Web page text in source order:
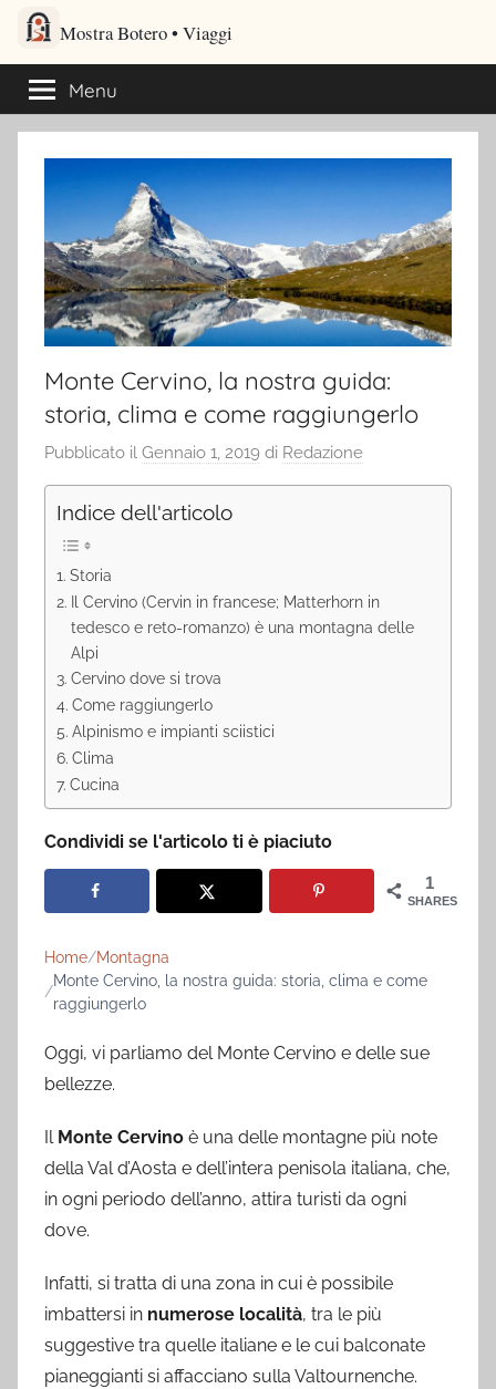
Salta
contenuto
Mostra Botero – Viaggi
Viaggi culturali e itinerari turistici per gli amanti dei viaggi
Menu
Monte Cervino, la nostra guida:
storia, clima e come raggiungerlo
Pubblicato il Gennaio 1, 2019 di Redazione
Indice dell'articolo
Storia
Il Cervino (Cervin in francese; Matterhorn in
tedesco e reto-romanzo) è una montagna delle
Alpi
Cervino dove si trova
Come raggiungerlo
Alpinismo e impianti sciistici
Clima
Cucina
Condividi se l'articolo ti è piaciuto
1
SHARES
Home Montagna
Monte Cervino, la nostra guida: storia, clima e come
raggiungerlo
Oggi, vi parliamo del Monte Cervino e delle sue
bellezze.
Il Monte Cervino è una delle montagne più note
della Val d’Aosta e dell’intera penisola italiana, che,
in ogni periodo dell’anno, attira turisti da ogni
dove.
Infatti, si tratta di una zona in cui è possibile
imbattersi in numerose località, tra le più
suggestive tra quelle italiane e le cui balconate
pianeggianti si affacciano sulla Valtournenche.